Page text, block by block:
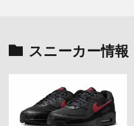
スニーカー情報